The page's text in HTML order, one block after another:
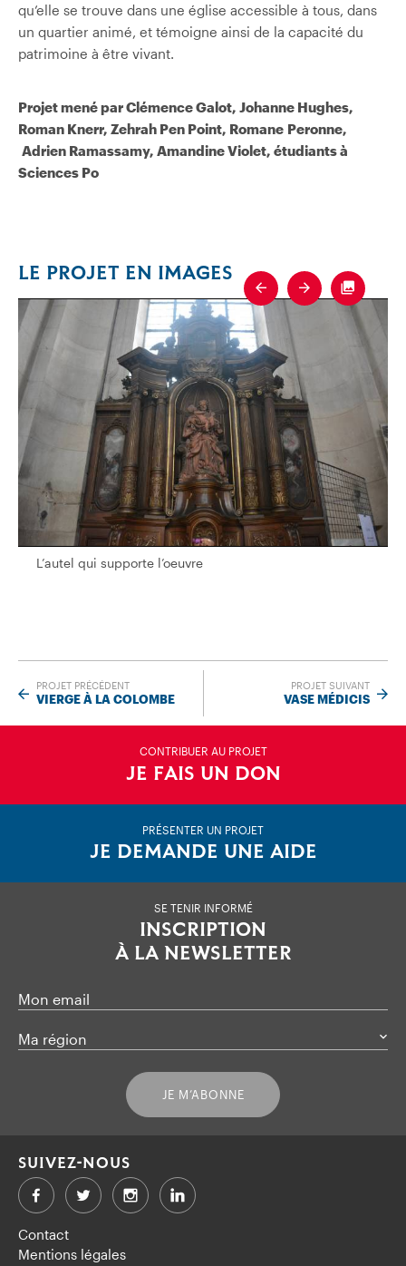
qu’elle se trouve dans une église accessible à tous, dans
un quartier animé, et témoigne ainsi de la capacité du
patrimoine à être vivant.
Projet mené par Clémence Galot, Johanne Hughes,
Roman Knerr, Zehrah Pen Point, Romane Peronne,
Adrien Ramassamy, Amandine Violet, étudiants à
Sciences Po
LE PROJET EN IMAGES
L’autel qui supporte l’oeuvre
Previous
Next
L’autel qui supporte l’oeuvre
PROJET PRÉCÉDENT
VIERGE À LA COLOMBE
PROJET SUIVANT
VASE MÉDICIS
CONTRIBUER AU PROJET
JE FAIS UN DON
PRÉSENTER UN PROJET
JE DEMANDE UNE AIDE
SE TENIR INFORMÉ
INSCRIPTION
À LA NEWSLETTER
Mon email
Ma région
JE M’ABONNE
Contact
Mentions légales
SUIVEZ-NOUS
FacebookTwitter LinkedIn